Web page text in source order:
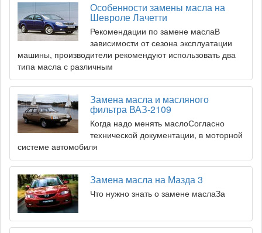
Особенности замены масла на
Шевроле Лачетти
Рекомендации по замене маслаВ
зависимости от сезона эксплуатации
машины, производители рекомендуют использовать два
типа масла с различным
Замена масла и масляного
фильтра ВАЗ-2109
Когда надо менять маслоСогласно
технической документации, в моторной
системе автомобиля
Замена масла на Мазда 3
Что нужно знать о замене маслаЗа